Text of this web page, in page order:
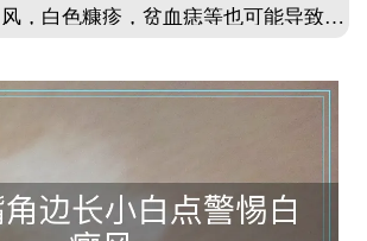
风，白色糠疹，贫血痣等也可能导致类
扩大，边界是否清晰，以及孩子是否有
时带孩子到专业医疗机构进行检查，通
过伍德灯等检测手段明确诊断早期发
现，早期干预对控制病情发展非常重
要，家长不必过度焦虑，但也切勿忽视